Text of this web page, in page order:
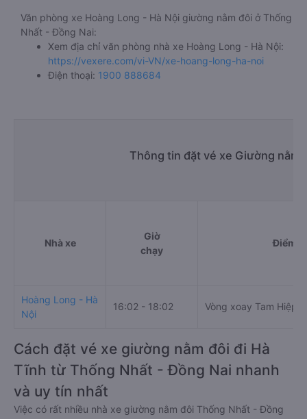
Văn phòng xe Hoàng Long - Hà Nội giường nằm đôi ở Thống
Nhất - Đồng Nai:
Xem địa chỉ văn phòng nhà xe Hoàng Long - Hà Nội:
https://vexere.com/vi-VN/xe-hoang-long-ha-noi
Điện thoại: 1900 888684
Thông tin đặt vé xe Giường nằm
Nhà xe
Giờ
chạy
Điểm đi
Hoàng Long - Hà
Nội
16:02 - 18:02 Vòng xoay Tam Hiệp
Cách đặt vé xe giường nằm đôi đi Hà
Tĩnh từ Thống Nhất - Đồng Nai nhanh
và uy tín nhất
Việc có rất nhiều nhà xe giường nằm đôi Thống Nhất - Đồng